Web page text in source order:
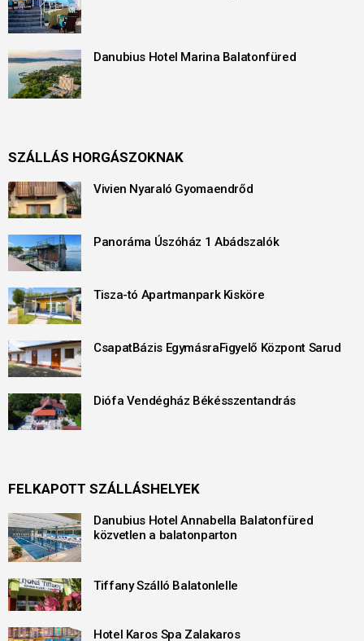
Danubius Hotel Marina Balatonfüred
SZÁLLÁS HORGÁSZOKNAK
Vivien Nyaraló Gyomaendrőd
Panoráma Úszóház 1 Abádszalók
Tisza-tó Apartmanpark Kisköre
CsapatBázis EgymásraFigyelő Központ Sarud
Diófa Vendégház Békésszentandrás
FELKAPOTT SZÁLLÁSHELYEK
Danubius Hotel Annabella Balatonfüred
közvetlen a balatonparton
Tiffany Szálló Balatonlelle
Hotel Karos Spa Zalakaros